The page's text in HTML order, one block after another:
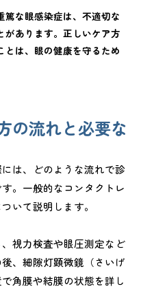
篤な眼感染症は、不適切な
があります。正しいケア方
は、眼の健康を守るため
の流れと必要な
は、どのような流れで診
。一般的なコンタクトレ
いて説明します。
視力検査や眼圧測定など
、細隙灯顕微鏡（さいげ
角膜や結膜の状態を詳し